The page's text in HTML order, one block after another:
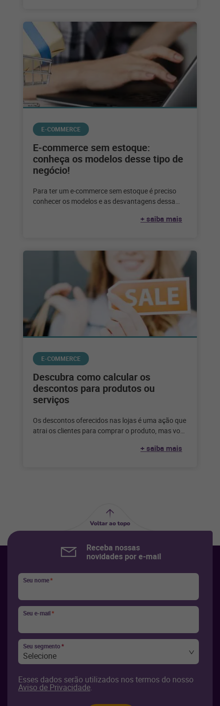
E-COMMERCE
E-commerce sem estoque:
conheça os modelos desse tipo de
negócio!
Para ter um e-commerce sem estoque é preciso
conhecer os modelos e as desvantagens dessa
+ saiba mais
E-COMMERCE
Descubra como calcular os
descontos para produtos ou
serviços
Os descontos oferecidos nas lojas é uma ação que
atrai os clientes para comprar o produto, mas você
+ saiba mais
Voltar ao topo
Receba nossas
novidades por e-mail
Seu nome*
Seu e-mail*
Seu segmento*
Selecione
Esses dados serão utilizados nos termos do nosso
Aviso de Privacidade.